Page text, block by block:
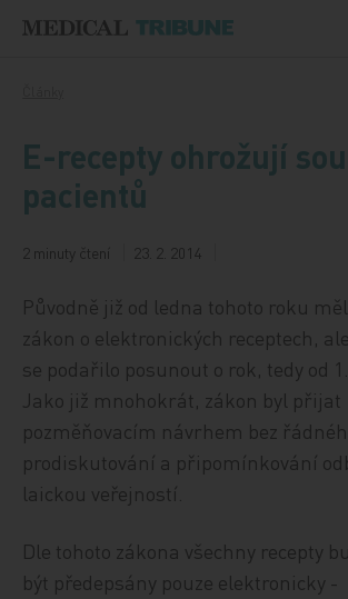
E-recepty ohrožují
pacientů
2 minuty čtení 23. 2. 2014
Původně již od ledna tohoto roku
zákon o elektronických receptech,
se podařilo posunout o rok, tedy od
Jako již mnohokrát, zákon byl přijat
pozměňovacím návrhem bez
prodiskutování a připomínkování
laickou veřejností.
Dle tohoto zákona všechny recepty
být předepsány pouze elektronicky -